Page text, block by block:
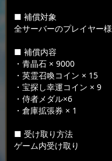
■ 補償対象
全サーバーのプレイヤー様
■ 補償内容
・青晶石 × 9000
・英霊召喚コイン × 15
・宝探し幸運コイン × 9
・侍者メダル×6
・倉庫拡張券 × 1
■ 受け取り方法
ゲーム内受け取り